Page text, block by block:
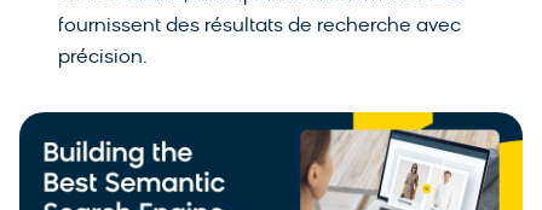
fournissent des résultats de recherche avec
précision.